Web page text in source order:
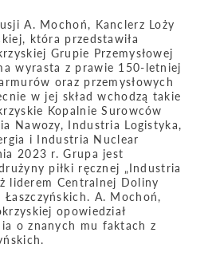
A. Mochoń, Kanclerz Loży
która przedstawiła
Grupie Przemysłowej
wyrasta z prawie 150-letniej
oraz przemysłowych
w jej skład wchodzą takie
Kopalnie Surowców
Nawozy, Industria Logistyka,
i Industria Nuclear
2023 r. Grupa jest
piłki ręcznej „Industria
liderem Centralnej Doliny
A. Mochoń,
opowiedział
o znanych mu faktach z